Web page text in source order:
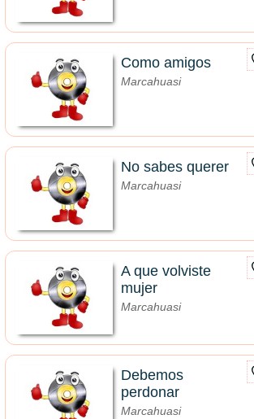
Como amigos
Marcahuasi
No sabes querer
Marcahuasi
A que volviste
mujer
Marcahuasi
Debemos
perdonar
Marcahuasi